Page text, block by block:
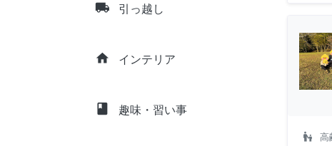
local_shipping 引っ越し
home インテリア
class 趣味・習い事
escalator_warning 高